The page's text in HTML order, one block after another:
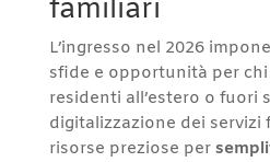
familiari
L’ingresso nel 2026
sfide e opportunità per chi
residenti all’estero o fuori
digitalizzazione dei
risorse preziose per